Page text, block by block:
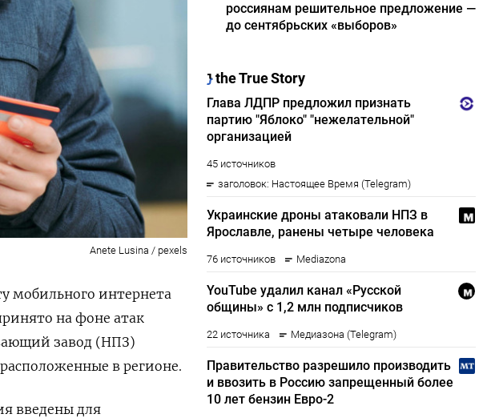
Anete Lusina / pexels
мобильного интернета
на фоне атак
завод (НПЗ)
в регионе.
введены для
россиянам решительное предложение —
до сентябрьских «выборов»